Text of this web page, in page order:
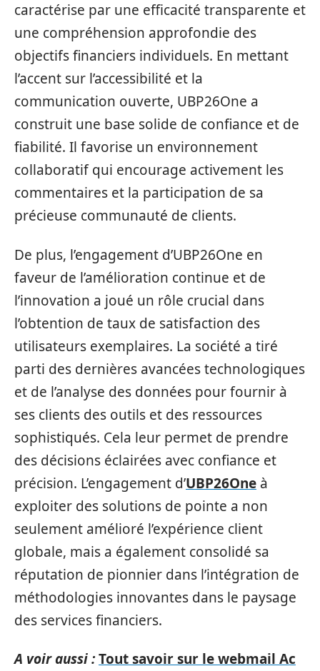
caractérise par une efficacité transparente et
une compréhension approfondie des
objectifs financiers individuels. En mettant
l’accent sur l’accessibilité et la
communication ouverte, UBP26One a
construit une base solide de confiance et de
fiabilité. Il favorise un environnement
collaboratif qui encourage activement les
commentaires et la participation de sa
précieuse communauté de clients.
De plus, l’engagement d’UBP26One en
faveur de l’amélioration continue et de
l’innovation a joué un rôle crucial dans
l’obtention de taux de satisfaction des
utilisateurs exemplaires. La société a tiré
parti des dernières avancées technologiques
et de l’analyse des données pour fournir à
ses clients des outils et des ressources
sophistiqués. Cela leur permet de prendre
des décisions éclairées avec confiance et
précision. L’engagement d’UBP26One à
exploiter des solutions de pointe a non
seulement amélioré l’expérience client
globale, mais a également consolidé sa
réputation de pionnier dans l’intégration de
méthodologies innovantes dans le paysage
des services financiers.
A voir aussi :Tout savoir sur le webmail Ac